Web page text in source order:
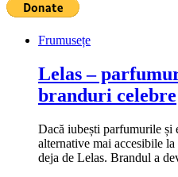
Frumusețe
Lelas –
branduri celebre
Dacă iubești parfumurile și
alternative mai accesibile
deja de Lelas. Brandul a